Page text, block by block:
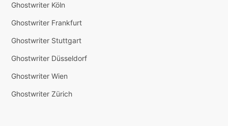
Ghostwriter Köln
Ghostwriter Frankfurt
Ghostwriter Stuttgart
Ghostwriter Düsseldorf
Ghostwriter Wien
Ghostwriter Zürich